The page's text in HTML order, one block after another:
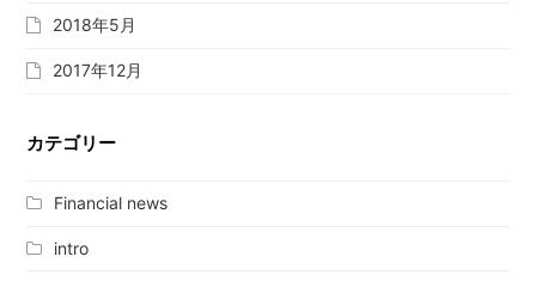
2018年5月
2017年12月
カテゴリー
Financial news
intro